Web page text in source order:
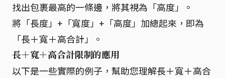
找出包裹最高的一條邊，將其視為「高度」。
將「長度」+「寬度」+「高度」加總起來，即為
「長＋寬＋高合計」。
長＋寬＋高合計限制的應用
以下是一些實際的例子，幫助您理解長＋寬＋高合